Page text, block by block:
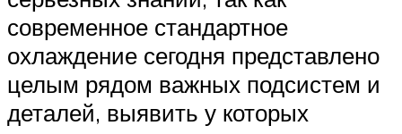
современное стандартное
охлаждение сегодня представлено
целым рядом важных подсистем и
деталей, выявить у которых